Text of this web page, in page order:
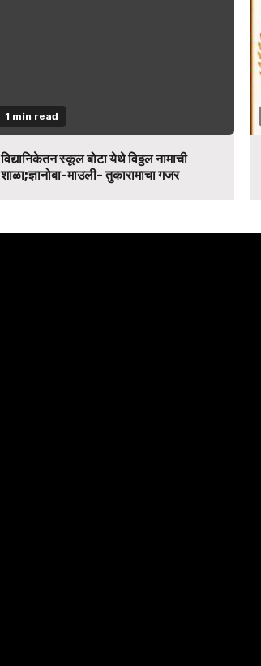
1 min read
विद्यानिकेतन स्कूल बोटा येथे विठ्ठल नामाची
शाळा;ज्ञानोबा-माउली- तुकारामाचा गजर